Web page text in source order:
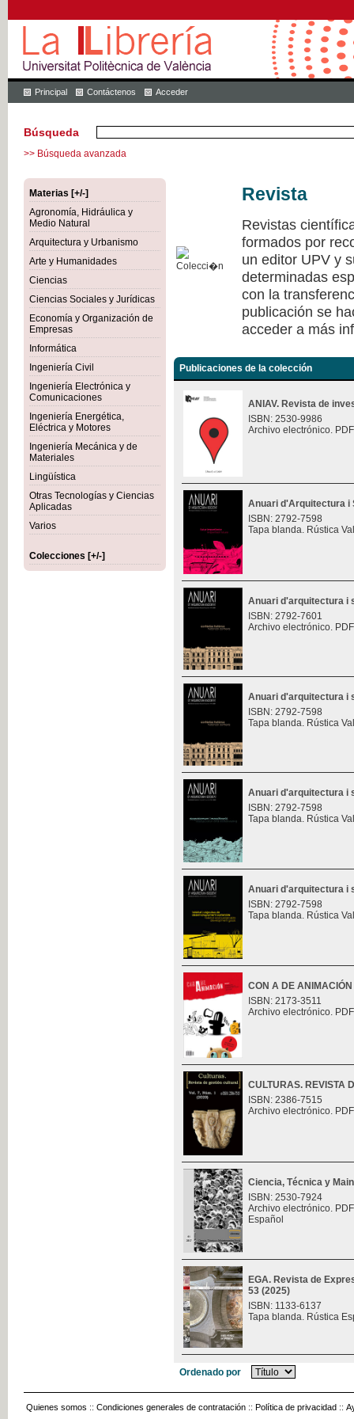
Principal Contáctenos Acceder
Búsqueda
>> Búsqueda avanzada
Materias [+/-]
Agronomía, Hidráulica y
Medio Natural
Arquitectura y Urbanismo
Arte y Humanidades
Ciencias
Ciencias Sociales y Jurídicas
Economía y Organización de
Empresas
Informática
Ingeniería Civil
Ingeniería Electrónica y
Comunicaciones
Ingeniería Energética,
Eléctrica y Motores
Ingeniería Mecánica y de
Materiales
Lingüística
Otras Tecnologías y Ciencias
Aplicadas
Varios
Colecciones [+/-]
Revista
Revistas
formados por
un editor UPV y
determinadas
con la
publicación se
acceder a más
Publicaciones de la colección
ANIAV. Revista de
ISBN: 2530-9986
Archivo electrónico.
Anuari d'Arquitectura i
ISBN: 2792-7598
Tapa blanda. Rústica
Anuari d'arquitectura i
ISBN: 2792-7601
Archivo electrónico.
Anuari d'arquitectura i
ISBN: 2792-7598
Tapa blanda. Rústica
Anuari d'arquitectura i
ISBN: 2792-7598
Tapa blanda. Rústica
Anuari d'arquitectura i
ISBN: 2792-7598
Tapa blanda. Rústica
CON A DE ANIMACIÓN
ISBN: 2173-3511
Archivo electrónico.
CULTURAS. REVISTA
ISBN: 2386-7515
Archivo electrónico.
Ciencia, Técnica y
ISBN: 2530-7924
Archivo electrónico.
Español
EGA. Revista de
53 (2025)
ISBN: 1133-6137
Tapa blanda. Rústica
Ordenado por
Quienes somos :: Condiciones generales de contratación :: Política de privacidad ::